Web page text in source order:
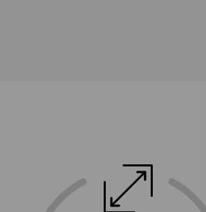
doprava a instalace